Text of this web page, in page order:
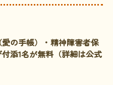
の手帳）・精神障害者保
添1名が無料（詳細は公式